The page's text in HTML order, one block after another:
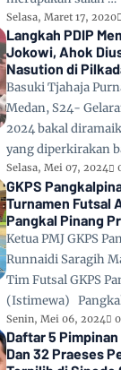
Selasa, Maret 17, 2020
Langkah PDIP
Jokowi, Ahok
Nasution di
Basuki Tjahaja
Medan, S24-
2024 bakal
yang diperkirakan
Selasa, Mei 07, 2024
GKPS
Turnamen Futsal
Pangkal Pinang
2024
Ketua PMJ GKPS
Runnaidi Saragih
Tim Futsal GKPS
(Istimewa)
Senin, Mei 06, 2024 0
Daftar 5
Dan 32 Praeses